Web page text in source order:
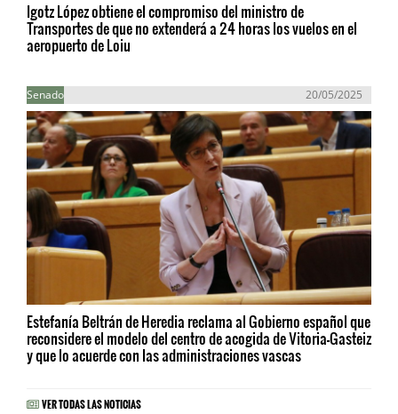
Igotz López obtiene el compromiso del ministro de
Transportes de que no extenderá a 24 horas los vuelos en el
aeropuerto de Loiu
Senado 20/05/2025
Estefanía Beltrán de Heredia reclama al Gobierno español que
reconsidere el modelo del centro de acogida de Vitoria-Gasteiz
y que lo acuerde con las administraciones vascas
VER TODAS LAS NOTICIAS